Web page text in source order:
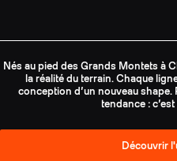
Nés au pied des Grands Montets à
la réalité du terrain. Chaque
conception d’un nouveau shape.
tendance :
Découvrir